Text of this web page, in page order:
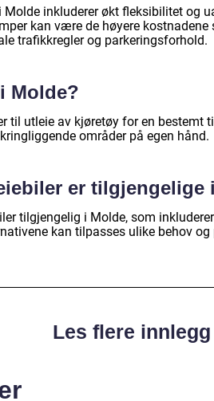
Molde inkluderer økt fleksibilitet og
kan være de høyere
trafikkregler og parkeringsforhold.
Molde?
til utleie av kjøretøy for en bestemt
områder på egen hånd.
er tilgjengelige
tilgjengelig i Molde, som
kan tilpasses ulike behov og
Les flere